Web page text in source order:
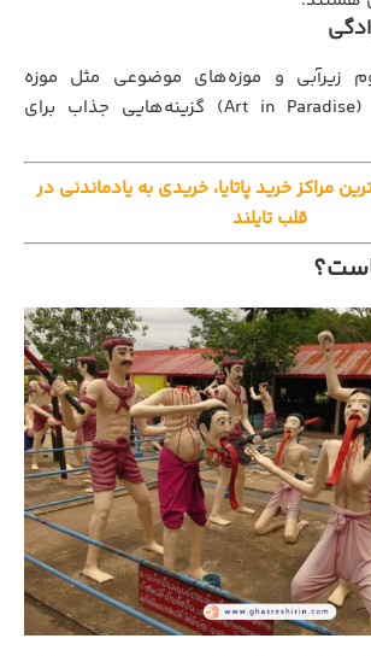
زیرآبی و موزه‌های موضوعی مثل موزه
هنرهای سه‌بعدی (Art in Paradise) گزینه‌هایی جذاب برای
مراکز خرید پاتایا، خریدی به یادماندنی در
قلب تایلند